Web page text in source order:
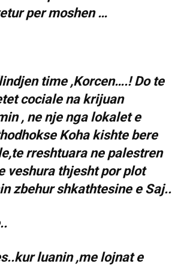
per moshen …
time ,Korcen….! Do te
cociale na krijuan
, ne nje nga lokalet e
Koha kishte bere
rreshtuara ne palestren
veshura thjesht por plot
zbehur shkathtesine e Saj..
luanin ,me lojnat e